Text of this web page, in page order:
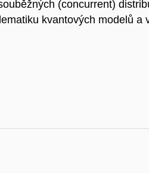
(concurrent)
kvantových modelů a